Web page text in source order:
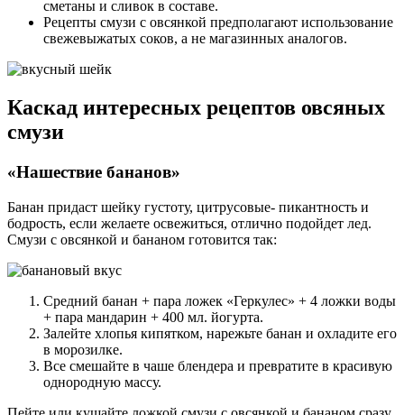
сметаны и сливок в составе.
Рецепты смузи с овсянкой предполагают использование
свежевыжатых соков, а не магазинных аналогов.
Каскад интересных рецептов овсяных
смузи
«Нашествие бананов»
Банан придаст шейку густоту, цитрусовые- пикантность и
бодрость, если желаете освежиться, отлично подойдет лед.
Смузи с овсянкой и бананом готовится так:
Средний банан + пара ложек «Геркулес» + 4 ложки воды
+ пара мандарин + 400 мл. йогурта.
Залейте хлопья кипятком, нарежьте банан и охладите его
в морозилке.
Все смешайте в чаше блендера и превратите в красивую
однородную массу.